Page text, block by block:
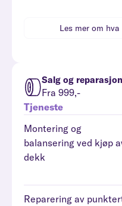
Les mer om hva
Salg og
Fra 999,-
Tjeneste
Montering og
balansering ved kjøp
dekk
Reparering av